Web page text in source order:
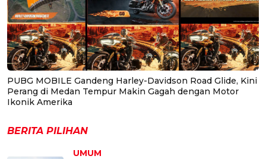
PUBG MOBILE Gandeng Harley-Davidson Road Glide, Kini
Perang di Medan Tempur Makin Gagah dengan Motor
Ikonik Amerika
BERITA PILIHAN
UMUM